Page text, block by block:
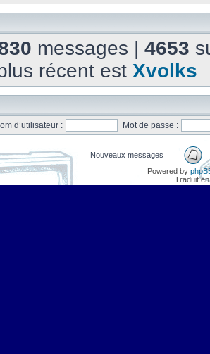
messages | 4653
récent est Xvolks
d’utilisateur :
Mot de passe :
Nouveaux messages
Powered by
Traduit